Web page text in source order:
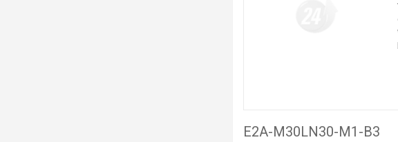
E2A-M30LN30-M1-B3